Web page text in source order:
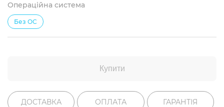
Операційна система
Без ОС
Купити
ДОСТАВКА ОПЛАТА ГАРАНТІЯ